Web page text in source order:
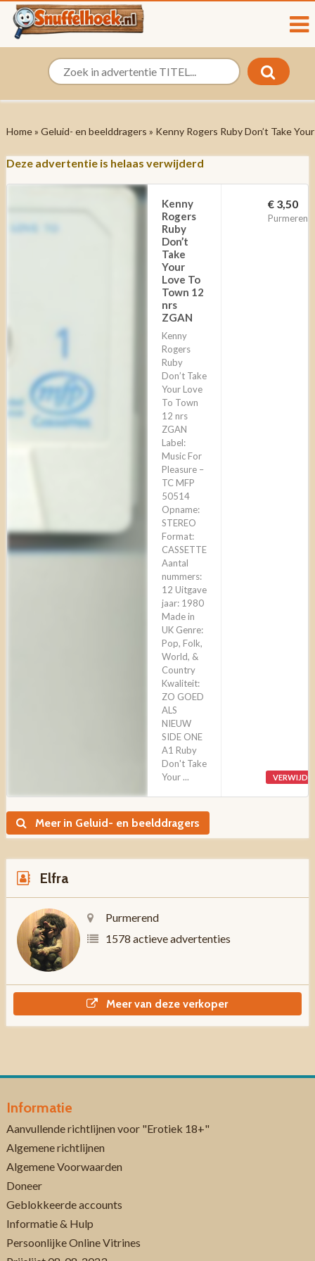
Home» Geluid- en beelddragers » Kenny Rogers Ruby Don’t Take
Deze advertentie is helaas verwijderd
Kenny
Rogers
Ruby
Don’t
Take
Your
Love To
Town 12
nrs
ZGAN
Kenny
Rogers
Ruby
Don’t Take
Your Love
To Town
12 nrs
ZGAN
Label:
Music For
Pleasure –
TC MFP
50514
Opname:
STEREO
Format:
CASSETTE
Aantal
nummers:
12 Uitgave
jaar: 1980
Made in
UK Genre:
Pop, Folk,
World, &
Country
Kwaliteit:
ZO GOED
ALS
NIEUW
SIDE ONE
A1 Ruby
Don't Take
Your ...
€ 3,50
Meer in Geluid- en beelddragers
Elfra
Purmerend
1578 actieve advertenties
Meer van deze verkoper
Informatie
Aanvullende richtlijnen voor "Erotiek 18+"
Algemene richtlijnen
Algemene Voorwaarden
Doneer
Geblokkeerde accounts
Informatie & Hulp
Persoonlijke Online Vitrines